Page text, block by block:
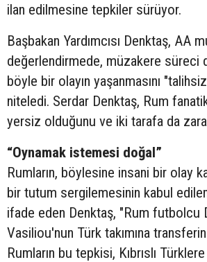
ilan edilmesine tepkiler sürüyor.
Başbakan Yardımcısı Denktaş, AA
değerlendirmede, müzakere süreci
böyle bir olayın yaşanmasını
niteledi. Serdar Denktaş, Rum
yersiz olduğunu ve iki tarafa da
“Oynamak istemesi doğal”
Rumların, böylesine insani bir olay
bir tutum sergilemesinin kabul
ifade eden Denktaş, "Rum futbolcu
Vasiliou'nun Türk takımına
Rumların bu tepkisi, Kıbrıslı